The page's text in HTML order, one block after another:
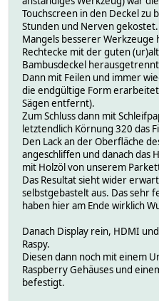
Touchscreen in den Deckel zu
Stunden und Nerven gekostet.
Mangels besserer Werkzeuge
Rechtecke mit der guten
Bambusdeckel
Dann mit Feilen und immer
die endgültige Form
Sägen entfernt).
Zum Schluss dann mit
letztendlich Körnung 320 das
Den Lack an der Oberfläche
angeschliffen und danach das
mit Holzöl von unserem
Das Resultat sieht wider
selbstgebastelt aus. Das sehr
haben hier am Ende wirklich
Danach Display rein, HDMI
Raspy.
Diesen dann noch mit einem
Raspberry Gehäuses und
befestigt.